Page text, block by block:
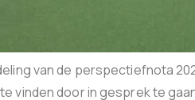
van de perspectiefnota
vinden door in gesprek te